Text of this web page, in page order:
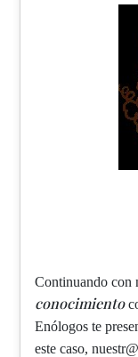
Continuando con
conocimiento
Enólogos te
este caso,